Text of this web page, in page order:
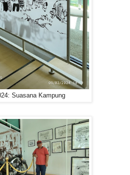
Suasana Kampung